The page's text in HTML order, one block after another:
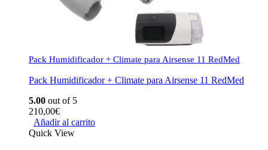
Pack Humidificador + Climate para Airsense 11 RedMed
Pack Humidificador + Climate para Airsense 11 RedMed
5.00 out of 5
210,00€
Añadir al carrito
Quick View